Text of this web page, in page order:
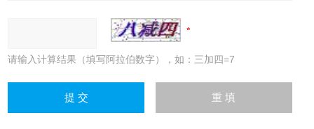
请输入计算结果（填写阿拉伯数字），如：三加四=7